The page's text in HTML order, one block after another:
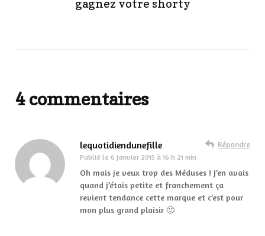
gagnez votre shorty
4 commentaires
lequotidiendunefille
Publié le 6 janvier 2015 à 16 h 21 min
Répondre
Oh mais je veux trop des Méduses ! J’en avais
quand j’étais petite et franchement ça
revient tendance cette marque et c’est pour
mon plus grand plaisir 🙂